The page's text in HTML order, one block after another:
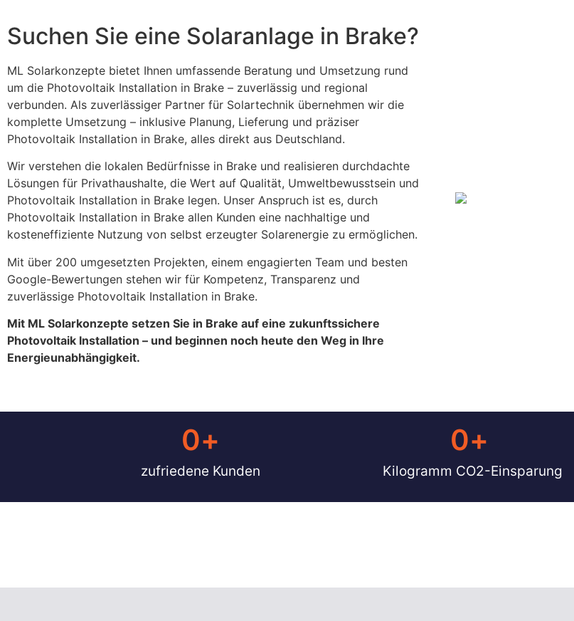
Suchen Sie eine Solaranlage in Brake?
ML Solarkonzepte bietet Ihnen umfassende Beratung und Umsetzung rund
um die Photovoltaik Installation in Brake – zuverlässig und regional
verbunden. Als zuverlässiger Partner für Solartechnik übernehmen wir die
komplette Umsetzung – inklusive Planung, Lieferung und präziser
Photovoltaik Installation in Brake, alles direkt aus Deutschland.
Wir verstehen die lokalen Bedürfnisse in Brake und realisieren durchdachte
Lösungen für Privathaushalte, die Wert auf Qualität, Umweltbewusstsein und
Photovoltaik Installation in Brake legen. Unser Anspruch ist es, durch
Photovoltaik Installation in Brake allen Kunden eine nachhaltige und
kosteneffiziente Nutzung von selbst erzeugter Solarenergie zu ermöglichen.
Mit über 200 umgesetzten Projekten, einem engagierten Team und besten
Google-Bewertungen stehen wir für Kompetenz, Transparenz und
zuverlässige Photovoltaik Installation in Brake.
Mit ML Solarkonzepte setzen Sie in Brake auf eine zukunftssichere
Photovoltaik Installation – und beginnen noch heute den Weg in Ihre
Energieunabhängigkeit.
zufriedene Kunden
0+
Kilogramm CO2-Einsparung
0+